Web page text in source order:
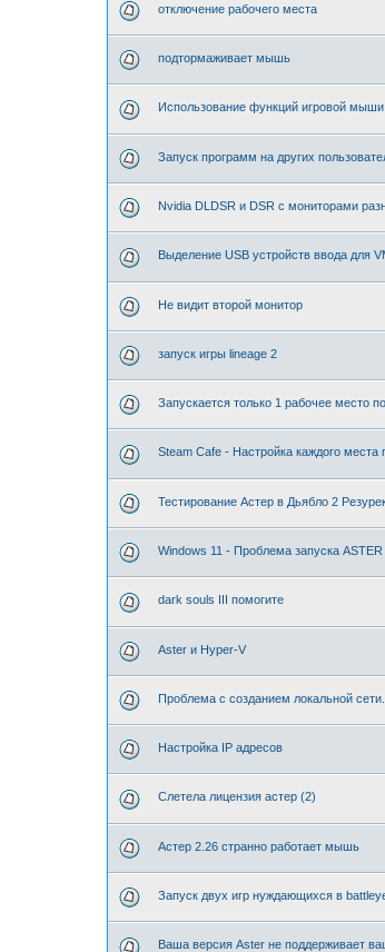
отключение рабочего места
подтормаживает мышь
Использование функций игровой мыши
Запуск программ на других
Nvidia DLDSR и DSR с мониторами
Выделение USB устройств ввода для
Не видит второй монитор
запуск игры lineage 2
Запускается только 1 рабочее место
Steam Cafe - Настройка каждого места
Тестирование Астер в Дьябло 2
Windows 11 - Проблема запуска
dark souls III помогите
Aster и Hyper-V
Проблема с созданием локальной сети.
Настройка IP адресов
Слетела лицензия астер (2)
Астер 2.26 странно работает мышь
Запуск двух игр нуждающихся в
Ваша версия Aster не поддерживает